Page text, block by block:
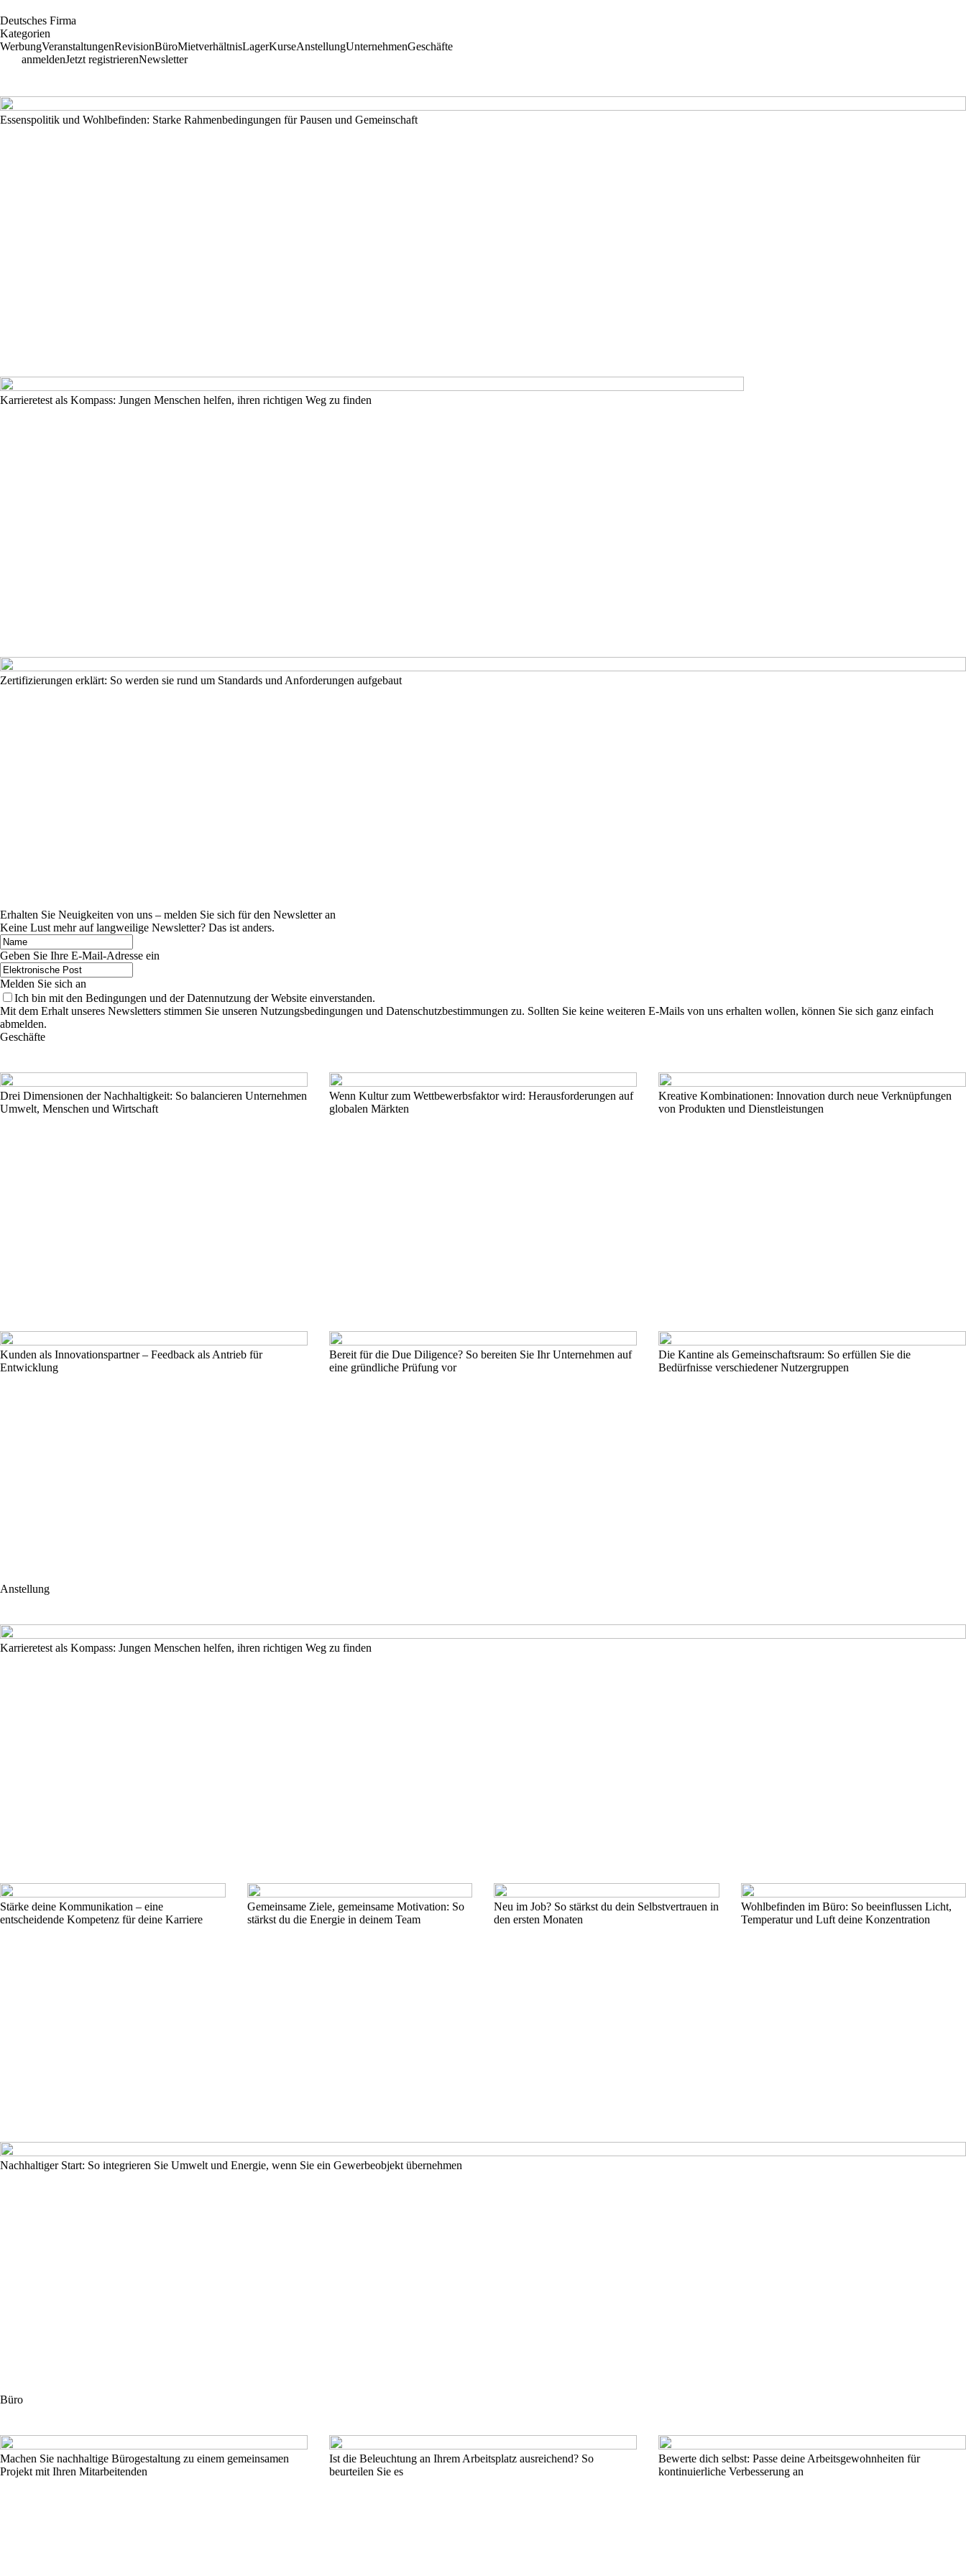
Deutsches Firma
Kategorien
WerbungVeranstaltungenRevisionBüroMietverhältnisLagerKurseAnstellungUnternehmenGeschäfte
anmeldenJetzt registrierenNewsletter
Essenspolitik und Wohlbefinden: Starke Rahmenbedingungen für Pausen und Gemeinschaft
Karrieretest als Kompass: Jungen Menschen helfen, ihren richtigen Weg zu finden
Zertifizierungen erklärt: So werden sie rund um Standards und Anforderungen aufgebaut
Erhalten Sie Neuigkeiten von uns – melden Sie sich für den Newsletter an
Keine Lust mehr auf langweilige Newsletter? Das ist anders.
Geben Sie Ihre E-Mail-Adresse ein
Melden Sie sich an
Ich bin mit den Bedingungen und der Datennutzung der Website einverstanden.
Mit dem Erhalt unseres Newsletters stimmen Sie unseren Nutzungsbedingungen und Datenschutzbestimmungen zu. Sollten Sie keine weiteren E-Mails von uns erhalten wollen, können Sie sich ganz einfach
abmelden.
Geschäfte
Drei Dimensionen der Nachhaltigkeit: So balancieren Unternehmen
Umwelt, Menschen und Wirtschaft
Wenn Kultur zum Wettbewerbsfaktor wird: Herausforderungen auf
globalen Märkten
Kreative Kombinationen: Innovation durch neue Verknüpfungen
von Produkten und Dienstleistungen
Kunden als Innovationspartner – Feedback als Antrieb für
Entwicklung
Bereit für die Due Diligence? So bereiten Sie Ihr Unternehmen auf
eine gründliche Prüfung vor
Die Kantine als Gemeinschaftsraum: So erfüllen Sie die
Bedürfnisse verschiedener Nutzergruppen
Anstellung
Karrieretest als Kompass: Jungen Menschen helfen, ihren richtigen Weg zu finden
Stärke deine Kommunikation – eine
entscheidende Kompetenz für deine Karriere
Gemeinsame Ziele, gemeinsame Motivation: So
stärkst du die Energie in deinem Team
Neu im Job? So stärkst du dein Selbstvertrauen in
den ersten Monaten
Wohlbefinden im Büro: So beeinflussen Licht,
Temperatur und Luft deine Konzentration
Nachhaltiger Start: So integrieren Sie Umwelt und Energie, wenn Sie ein Gewerbeobjekt übernehmen
Büro
Machen Sie nachhaltige Bürogestaltung zu einem gemeinsamen
Projekt mit Ihren Mitarbeitenden
Ist die Beleuchtung an Ihrem Arbeitsplatz ausreichend? So
beurteilen Sie es
Bewerte dich selbst: Passe deine Arbeitsgewohnheiten für
kontinuierliche Verbesserung an